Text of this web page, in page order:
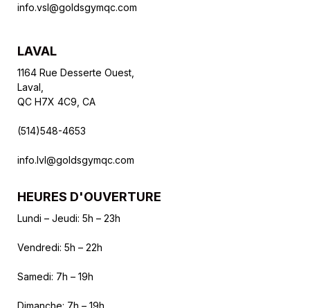
info.vsl@goldsgymqc.com
LAVAL
1164 Rue Desserte Ouest,
Laval,
QC H7X 4C9, CA
(514)548-4653
info.lvl@goldsgymqc.com
HEURES D'OUVERTURE
Lundi – Jeudi: 5h – 23h
Vendredi: 5h – 22h
Samedi: 7h – 19h
Dimanche: 7h – 19h